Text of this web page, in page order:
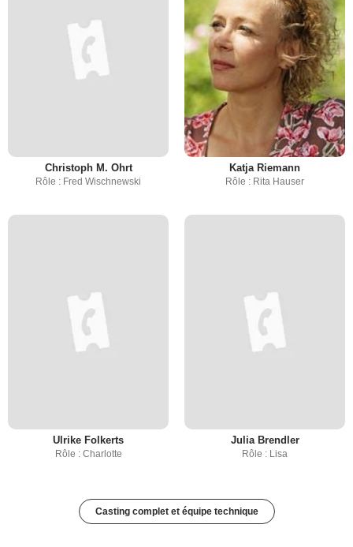
Christoph M. Ohrt
Rôle : Fred Wischnewski
Katja Riemann
Rôle : Rita Hauser
Ulrike Folkerts
Rôle : Charlotte
Julia Brendler
Rôle : Lisa
Casting complet et équipe technique